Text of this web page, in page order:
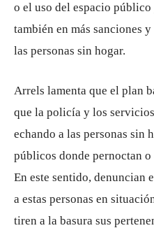
o el uso del espacio
también en más sanciones
las personas sin hogar.
Arrels lamenta que el plan
que la policía y los
echando a las personas sin
públicos donde pernoctan
En este sentido, denuncian
a estas personas en
tiren a la basura sus